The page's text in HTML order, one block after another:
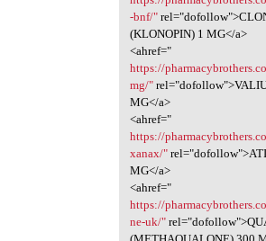
-bnf/"
(KLONOPIN) 1 MG</a>
<ahref="
https://
mg/"
MG</a>
<ahref="
https://
xanax/"
MG</a>
<ahref="
https://
ne-uk/"